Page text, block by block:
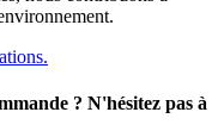
? N'hésitez pas à